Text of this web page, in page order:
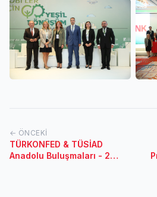
← ÖNCEKI
TÜRKONFED & TÜSİAD
Anadolu Buluşmaları - 24